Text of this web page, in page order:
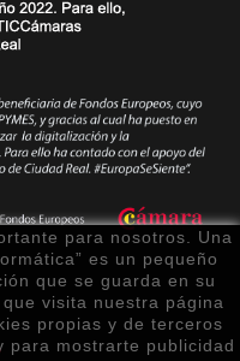
para nosotros. Una
es un pequeño
que se guarda en su
visita nuestra página
propias y de terceros
para mostrarte publicidad